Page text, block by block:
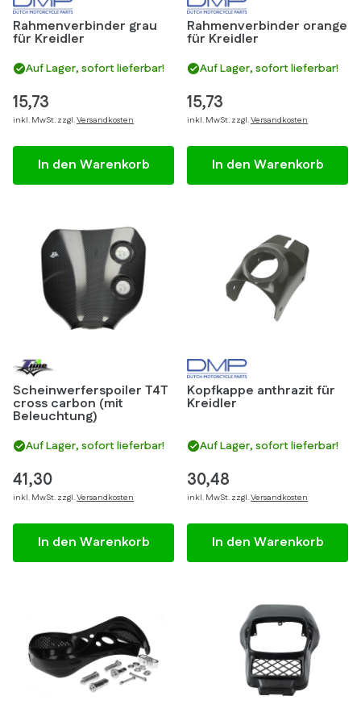
Rahmenverbinder grau
für Kreidler
Auf Lager, sofort lieferbar!
15,73
inkl. MwSt. zzgl.Versandkosten
In den Warenkorb
Rahmenverbinder orange
für Kreidler
Auf Lager, sofort lieferbar!
15,73
inkl. MwSt. zzgl.Versandkosten
In den Warenkorb
Scheinwerferspoiler T4T
cross carbon (mit
Beleuchtung)
Auf Lager, sofort lieferbar!
41,30
inkl. MwSt. zzgl.Versandkosten
In den Warenkorb
Kopfkappe anthrazit für
Kreidler
Auf Lager, sofort lieferbar!
30,48
inkl. MwSt. zzgl.Versandkosten
In den Warenkorb